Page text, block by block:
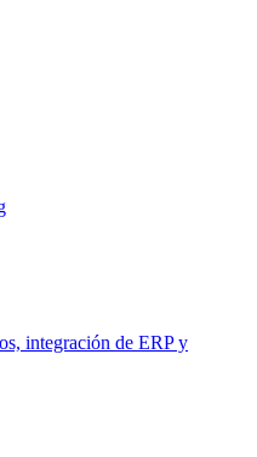
integración de ERP y